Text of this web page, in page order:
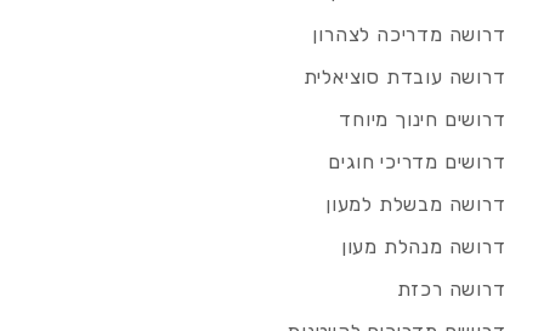
דרושה מדריכה לצהרון
דרושה עובדת סוציאלית
דרושים חינוך מיוחד
דרושים מדריכי חוגים
דרושה מבשלת למעון
דרושה מנהלת מעון
דרושה רכזת